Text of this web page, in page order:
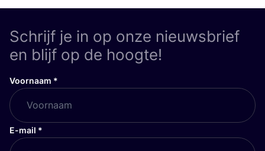
Schrijf je in op onze nieuwsbrief
en blijf op de hoogte!
Voornaam *
E-mail *